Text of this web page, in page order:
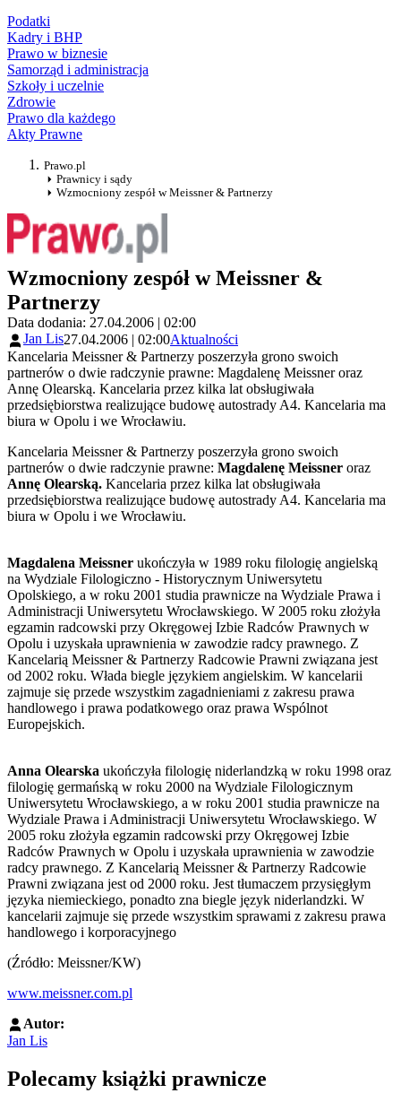
Podatki
Kadry i BHP
Prawo w biznesie
Samorząd i administracja
Szkoły i uczelnie
Zdrowie
Prawo dla każdego
Akty Prawne
Prawo.pl
Prawnicy i sądy
Wzmocniony zespół w Meissner & Partnerzy
Wzmocniony zespół w Meissner &
Partnerzy
Data dodania: 27.04.2006 | 02:00
Jan Lis27.04.2006 | 02:00Aktualności
Kancelaria Meissner & Partnerzy poszerzyła grono swoich
partnerów o dwie radczynie prawne: Magdalenę Meissner oraz
Annę Olearską. Kancelaria przez kilka lat obsługiwała
przedsiębiorstwa realizujące budowę autostrady A4. Kancelaria ma
biura w Opolu i we Wrocławiu.
Kancelaria Meissner & Partnerzy poszerzyła grono swoich
partnerów o dwie radczynie prawne: Magdalenę Meissner oraz
Annę Olearską. Kancelaria przez kilka lat obsługiwała
przedsiębiorstwa realizujące budowę autostrady A4. Kancelaria ma
biura w Opolu i we Wrocławiu.
Magdalena Meissner ukończyła w 1989 roku filologię angielską
na Wydziale Filologiczno - Historycznym Uniwersytetu
Opolskiego, a w roku 2001 studia prawnicze na Wydziale Prawa i
Administracji Uniwersytetu Wrocławskiego. W 2005 roku złożyła
egzamin radcowski przy Okręgowej Izbie Radców Prawnych w
Opolu i uzyskała uprawnienia w zawodzie radcy prawnego. Z
Kancelarią Meissner & Partnerzy Radcowie Prawni związana jest
od 2002 roku. Włada biegle językiem angielskim. W kancelarii
zajmuje się przede wszystkim zagadnieniami z zakresu prawa
handlowego i prawa podatkowego oraz prawa Wspólnot
Europejskich.
Anna Olearska ukończyła filologię niderlandzką w roku 1998 oraz
filologię germańską w roku 2000 na Wydziale Filologicznym
Uniwersytetu Wrocławskiego, a w roku 2001 studia prawnicze na
Wydziale Prawa i Administracji Uniwersytetu Wrocławskiego. W
2005 roku złożyła egzamin radcowski przy Okręgowej Izbie
Radców Prawnych w Opolu i uzyskała uprawnienia w zawodzie
radcy prawnego. Z Kancelarią Meissner & Partnerzy Radcowie
Prawni związana jest od 2000 roku. Jest tłumaczem przysięgłym
języka niemieckiego, ponadto zna biegle język niderlandzki. W
kancelarii zajmuje się przede wszystkim sprawami z zakresu prawa
handlowego i korporacyjnego
(Źródło: Meissner/KW)
www.meissner.com.pl
Autor:
Jan Lis
Polecamy książki prawnicze